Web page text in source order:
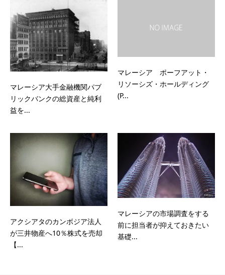
マレーシア大手金融機関パブ
リックバンクの総資産と純利
益を...
マレーシア ポーフアット・
リソーシズ・ホールディング
(P...
アクシアタのカンボジア法人
が三井物産へ10％株式を売却
【...
マレーシアの市場調査をする
前に担当者が抑えておきたい
基礎...